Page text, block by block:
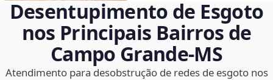
Desentupimento de Esgoto
nos Principais Bairros de
Campo Grande‑MS
Atendimento para desobstrução de redes de esgoto nos